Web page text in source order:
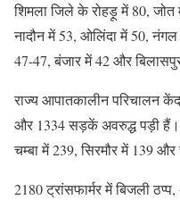
शिमला जिले के रोहड़ू में 80, जोत
नादौन में 53, ओलिंदा में 50,
47-47, बंजार में 42 और बिलासपुर
राज्य आपातकालीन परिचालन
और 1334 सड़कें अवरुद्ध पड़ी हैं।
चम्बा में 239, सिरमौर में 139
2180 ट्रांसफार्मर में बिजली